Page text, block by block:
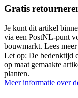
Gratis
Je kunt dit artikel
via een PostNL-punt
bouwmarkt. Lees
Let op: De bedenktijd
op maat gemaakte
planten.
Meer informatie over